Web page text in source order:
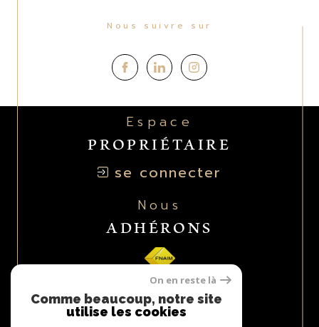
Nous suivre sur
Espace
PROPRIÉTAIRE
se connecter
Nous
ADHÉRONS
On en reste là
Comme beaucoup, notre site
utilise les cookies